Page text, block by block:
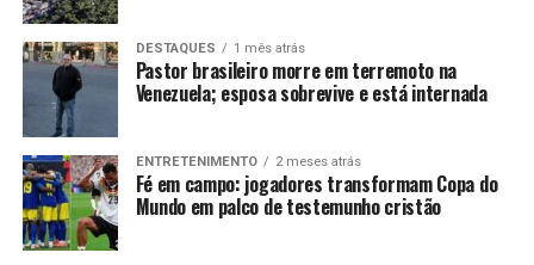
DESTAQUES 1 mês atrás
Pastor brasileiro morre em terremoto na
Venezuela; esposa sobrevive e está internada
ENTRETENIMENTO 2 meses atrás
Fé em campo: jogadores transformam Copa do
Mundo em palco de testemunho cristão